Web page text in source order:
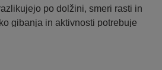
po dolžini, smeri rasti in
gibanja in aktivnosti potrebuje